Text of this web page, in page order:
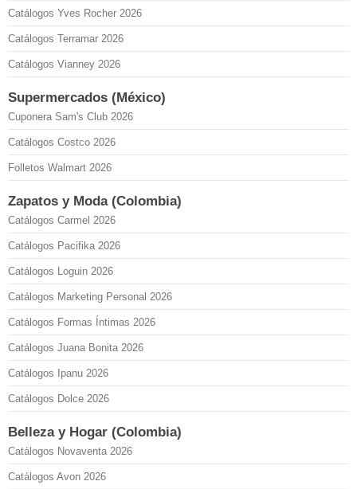
Catálogos Yves Rocher 2026
Catálogos Terramar 2026
Catálogos Vianney 2026
Supermercados (México)
Cuponera Sam's Club 2026
Catálogos Costco 2026
Folletos Walmart 2026
Zapatos y Moda (Colombia)
Catálogos Carmel 2026
Catálogos Pacifika 2026
Catálogos Loguin 2026
Catálogos Marketing Personal 2026
Catálogos Formas Íntimas 2026
Catálogos Juana Bonita 2026
Catálogos Ipanu 2026
Catálogos Dolce 2026
Belleza y Hogar (Colombia)
Catálogos Novaventa 2026
Catálogos Avon 2026